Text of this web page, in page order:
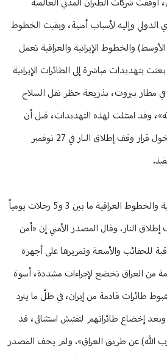
أوقفت شركات الطيران المدني العالمية
الدولي وإليه لأسباب أمنية، وبقيت الخطوط
والخطوط الإيرانية والعراقية تعمل
بتهديدات مباشرة إلى الطائرات الإيرانية
في مطار بيروت، بذريعة حظر نقل السلاح
وقد امتثلت لهذه التهديدات، قبل أن
تعود وتستأنف رحلاتها بعد دخول قرار وقف إطلاق النار في 27 نوفمبر
وتسيّر الخطوط الجوية اللبنانية والخطوط العراقية ما بين 3 و5 رحلات يومياً
النار. وقال المصدر الأمني إن «أمن
للحقائب والأمتعة وتمريرها على أجهزة
من العراق تخضع لإجراءات مشددة، أسوة
طائرات قادمة من إيران، في ظلّ ما يترد
إخضاع طائراتهم لتفتيش استثنائي، قد
الله) عن طريق العراق». ولم يخف المصدر